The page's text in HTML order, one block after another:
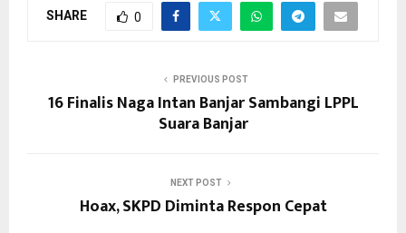
SHARE 0
PREVIOUS POST
16 Finalis Naga Intan Banjar Sambangi LPPL
Suara Banjar
NEXT POST
Hoax, SKPD Diminta Respon Cepat